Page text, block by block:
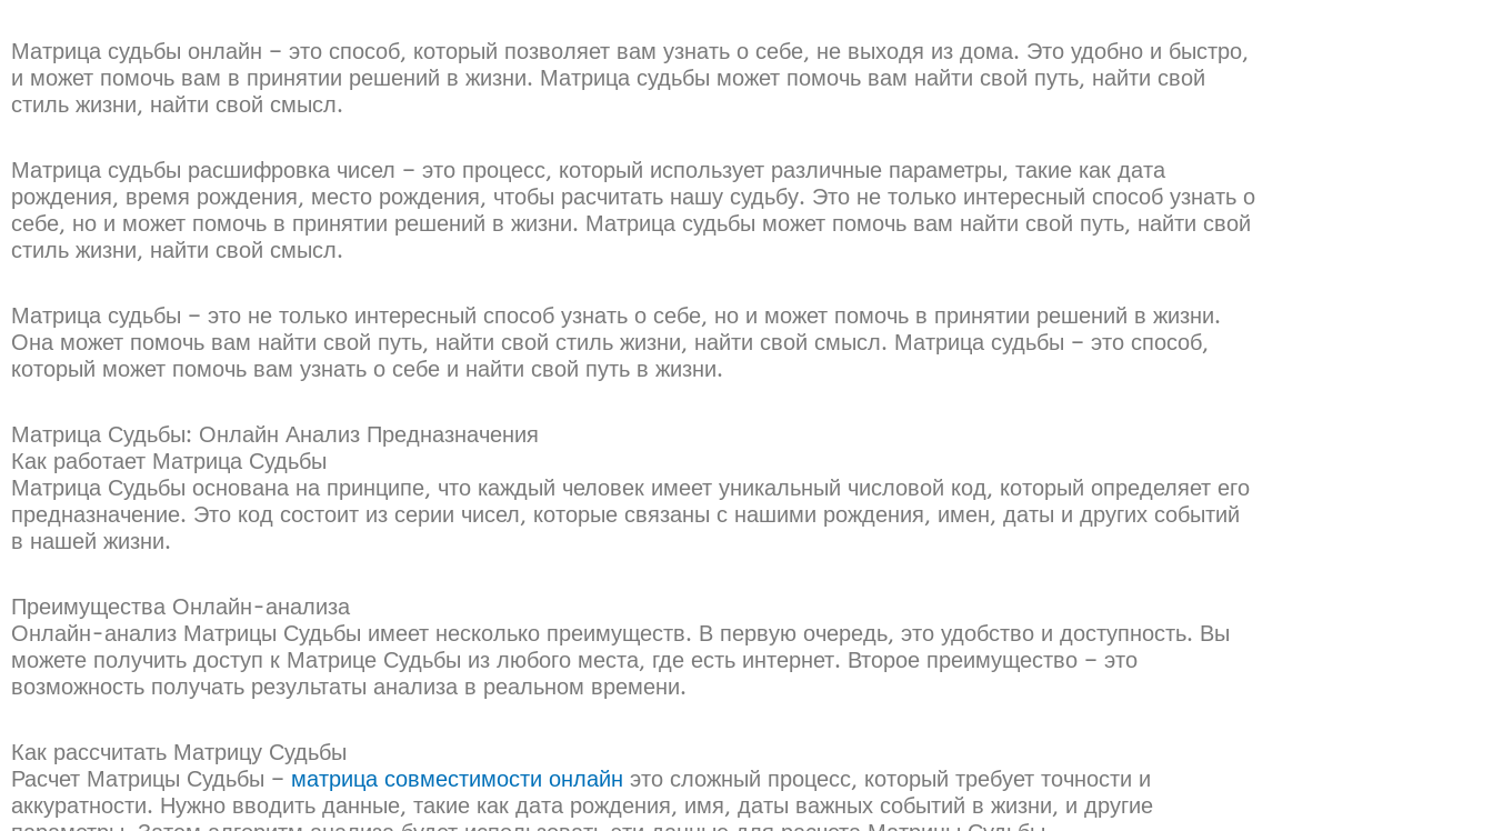
Матрица судьбы онлайн – это способ, который позволяет вам узнать о себе, не выходя из дома. Это удобно и быстро,
и может помочь вам в принятии решений в жизни. Матрица судьбы может помочь вам найти свой путь, найти свой
стиль жизни, найти свой смысл.
Матрица судьбы расшифровка чисел – это процесс, который использует различные параметры, такие как дата
рождения, время рождения, место рождения, чтобы расчитать нашу судьбу. Это не только интересный способ узнать о
себе, но и может помочь в принятии решений в жизни. Матрица судьбы может помочь вам найти свой путь, найти свой
стиль жизни, найти свой смысл.
Матрица судьбы – это не только интересный способ узнать о себе, но и может помочь в принятии решений в жизни.
Она может помочь вам найти свой путь, найти свой стиль жизни, найти свой смысл. Матрица судьбы – это способ,
который может помочь вам узнать о себе и найти свой путь в жизни.
Матрица Судьбы: Онлайн Анализ Предназначения
Как работает Матрица Судьбы
Матрица Судьбы основана на принципе, что каждый человек имеет уникальный числовой код, который определяет его
предназначение. Это код состоит из серии чисел, которые связаны с нашими рождения, имен, даты и других событий
в нашей жизни.
Преимущества Онлайн-анализа
Онлайн-анализ Матрицы Судьбы имеет несколько преимуществ. В первую очередь, это удобство и доступность. Вы
можете получить доступ к Матрице Судьбы из любого места, где есть интернет. Второе преимущество – это
возможность получать результаты анализа в реальном времени.
Как рассчитать Матрицу Судьбы
Расчет Матрицы Судьбы – матрица совместимости онлайн это сложный процесс, который требует точности и
аккуратности. Нужно вводить данные, такие как дата рождения, имя, даты важных событий в жизни, и другие